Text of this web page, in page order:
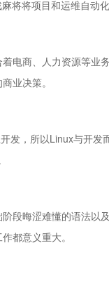
将将项目和运维自动化
商、人力资源等业
业决策。
发，所以Linux与开发
晦涩难懂的语法以
都意义重大。